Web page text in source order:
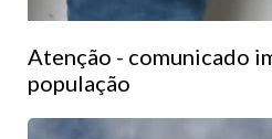
Atenção - comunicado
população